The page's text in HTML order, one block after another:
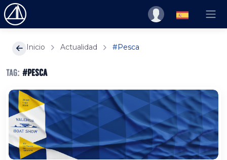
Inicio Actualidad #Pesca
Tag: #Pesca